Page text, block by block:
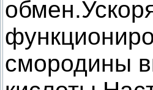
смородины